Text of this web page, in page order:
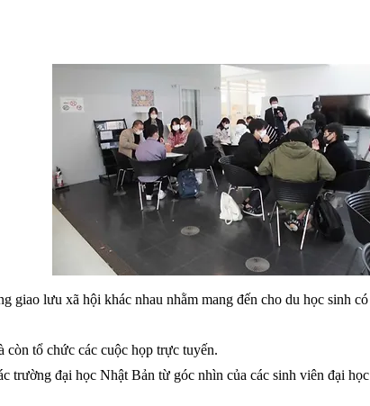
lưu xã hội khác nhau nhằm mang đến cho du học sinh có
tổ chức các cuộc họp trực tuyến.
trường đại học Nhật Bản từ góc nhìn của các sinh viên đại học